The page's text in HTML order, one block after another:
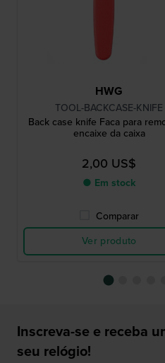
HWG
TOOL-BACKCASE-KNIFE
Back case knife Faca para
encaixe da caixa
2,00 US$
● Em stock
Comparar
Ver produto
Inscreva-se e receba
seu relógio!